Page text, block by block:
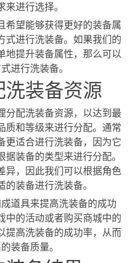
进行选择。
希望能够获得更好的装备属
式进行洗装备。如果我们的
地提升装备属性，那么可以
进行洗装备。
装备资源
分配洗装备资源，以达到最
质和等级来进行分配。通常
更适合进行洗装备，因为它
装备的类型来进行分配。
异，因此我们可以根据角色
装备进行洗装备。
道具来提高洗装备的成功
中的活动或者购买商城中的
提高洗装备的成功率，从而
装备质量。